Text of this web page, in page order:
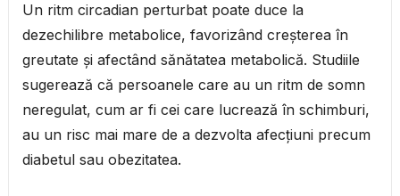
Un ritm circadian perturbat poate duce la
dezechilibre metabolice, favorizând creșterea în
greutate și afectând sănătatea metabolică. Studiile
sugerează că persoanele care au un ritm de somn
neregulat, cum ar fi cei care lucrează în schimburi,
au un risc mai mare de a dezvolta afecțiuni precum
diabetul sau obezitatea.